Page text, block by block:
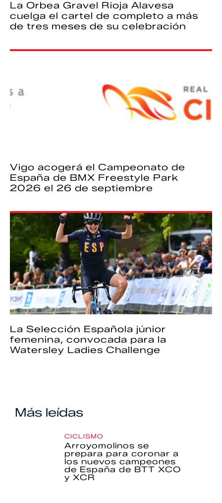
La Orbea Gravel Rioja Alavesa
cuelga el cartel de completo a más
de tres meses de su celebración
Vigo acogerá el Campeonato de
España de BMX Freestyle Park
2026 el 26 de septiembre
La Selección Española júnior
femenina, convocada para la
Watersley Ladies Challenge
Más leídas
CICLISMO
Arroyomolinos se
prepara para coronar a
los nuevos campeones
de España de BTT XCO
y XCR